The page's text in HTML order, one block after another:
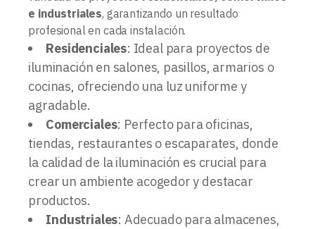
e industriales, garantizando un resultado
profesional en cada instalación.
Residenciales: Ideal para proyectos de
iluminación en salones, pasillos, armarios o
cocinas, ofreciendo una luz uniforme y
agradable.
Comerciales: Perfecto para oficinas,
tiendas, restaurantes o escaparates, donde
la calidad de la iluminación es crucial para
crear un ambiente acogedor y destacar
productos.
Industriales: Adecuado para almacenes,